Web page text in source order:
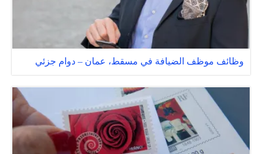
وظائف موظف الضيافة في مسقط، عمان – دوام جزئي